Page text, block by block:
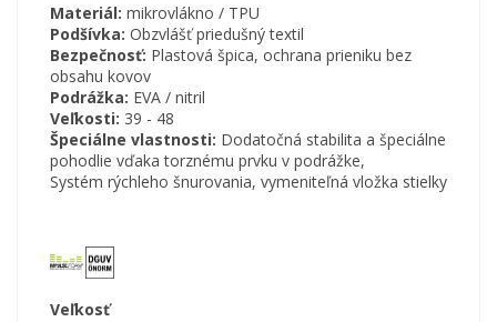
Materiál: mikrovlákno / TPU
Podšívka: Obzvlášť priedušný textil
Bezpečnosť: Plastová špica, ochrana prieniku bez
obsahu kovov
Podrážka: EVA / nitril
Veľkosti: 39 - 48
Špeciálne vlastnosti: Dodatočná stabilita a špeciálne
pohodlie vďaka torznému prvku v podrážke,
Systém rýchleho šnurovania, vymeniteľná vložka stielky
Veľkosť